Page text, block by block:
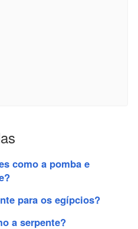
como a pomba e
para os egípcios?
a serpente?